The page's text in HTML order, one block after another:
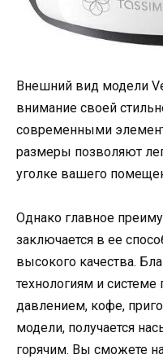
Внешний вид модели
внимание своей
современными
размеры позволяют
уголке вашего
Однако главное
заключается в ее
высокого качества.
технологиям и
давлением, кофе,
модели, получается
горячим. Вы сможете